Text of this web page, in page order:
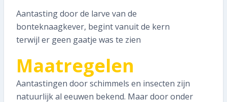
Aantasting door de larve van de
bonteknaagkever, begint vanuit de kern
terwijl er geen gaatje was te zien
Maatregelen
Aantastingen door schimmels en insecten zijn
natuurlijk al eeuwen bekend. Maar door onder